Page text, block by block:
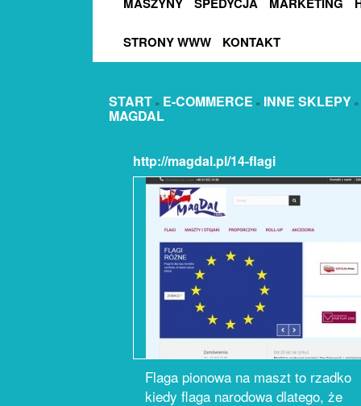
STRONY WWW KONTAKT
START » E-COMMERCE » INNE SKLEPY »
MAGDAL
http://magdal.pl/14-flagi
Flaga pionowa na maszt to rzadko
kiedy flaga narodowa dlatego, że